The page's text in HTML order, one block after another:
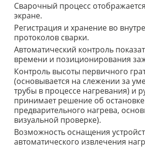
Сварочный процесс
экране.
Регистрация и хранение во
протоколов сварки.
Автоматический контроль
времени и позиционирования
Контроль высоты первичного
(основывается на слежении за
трубы в процессе нагревания) и
принимает решение об
предварительного нагрева,
визуальной проверке).
Возможность оснащения
автоматического извлечения